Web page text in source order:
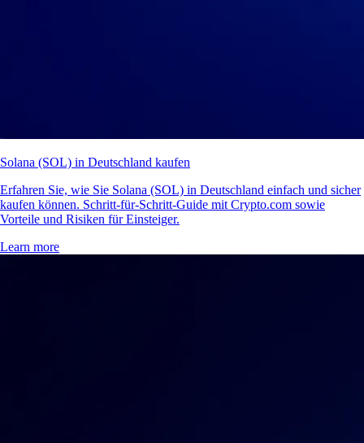
Solana (SOL) in Deutschland kaufen
Erfahren Sie, wie Sie Solana (SOL) in Deutschland einfach und sicher
kaufen können. Schritt-für-Schritt-Guide mit Crypto.com sowie
Vorteile und Risiken für Einsteiger.
Learn more